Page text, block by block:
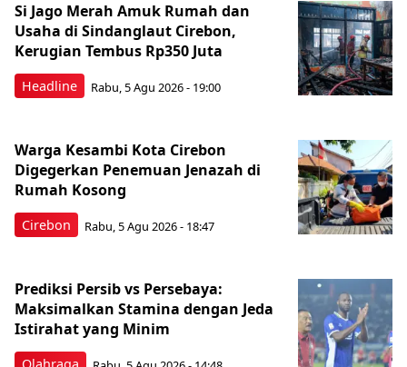
Headline
Si Jago Merah Amuk Rumah dan
Usaha di Sindanglaut Cirebon,
Kerugian Tembus Rp350 Juta
Rabu, 5 Agu 2026 - 19:00
Cirebon
Warga Kesambi Kota Cirebon
Digegerkan Penemuan Jenazah di
Rumah Kosong
Rabu, 5 Agu 2026 - 18:47
Prediksi Persib vs Persebaya:
Maksimalkan Stamina dengan Jeda
Istirahat yang Minim